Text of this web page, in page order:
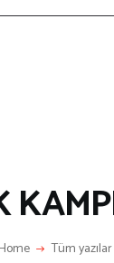
Home Tüm yazılar
KIMIZ?
İLGİNÇ